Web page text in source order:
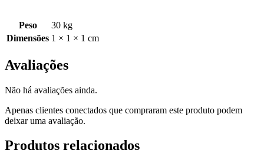
Peso
30 kg
Dimensões 1 × 1 × 1 cm
Avaliações
Não há avaliações ainda.
Apenas clientes conectados que compraram este produto podem
deixar uma avaliação.
Produtos relacionados